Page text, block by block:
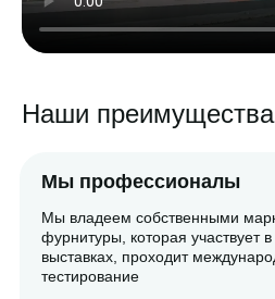
Наши преимущества
и сервис
наших клиентов
течение 1 дня